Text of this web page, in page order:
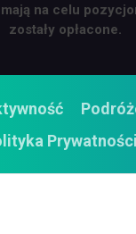
na celu
zostały opłacone.
Prywatności